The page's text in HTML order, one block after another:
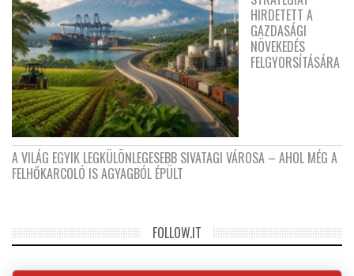
HIRDETETT A
GAZDASÁGI
NÖVEKEDÉS
FELGYORSÍTÁSÁRA
A VILÁG EGYIK LEGKÜLÖNLEGESEBB SIVATAGI VÁROSA – AHOL MÉG A
FELHŐKARCOLÓ IS AGYAGBÓL ÉPÜLT
FOLLOW.IT